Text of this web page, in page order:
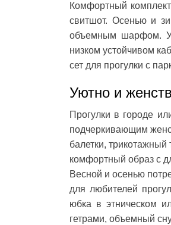
Комфортный
свитшот. Осенью и
объемным шарфом.
низком устойчивом
сет для прогулки с
Уютно и
Прогулки в городе
подчеркивающим
балетки, трикотажный
комфортный образ с
Весной и осенью
для любителей
юбка в этническом
гетрами, объемный